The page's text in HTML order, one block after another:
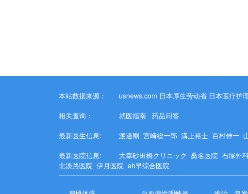
本站数据来源： usnews.com 日本厚生劳动省 日本医疗护
相关查询： 就医指南 药品问答
最新医生信息: 渡邊剛 宮崎総一郎 溝上裕士 百村伸一
最新医院信息: 大幸砂田橋クリニック 桑名医院 石塚外
北淡路医院 伊月医院 ah早综合医院